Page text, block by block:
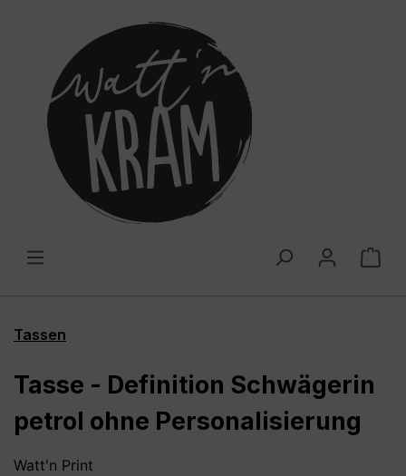
Tassen
Tasse - Definition Schwägerin
petrol ohne Personalisierung
Watt'n Print